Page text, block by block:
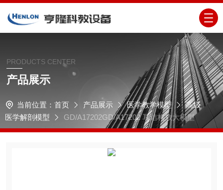
PRODUCTS CENTER
产品展示
当前位置： 首页 产品展示 医学教学模型
高级
医学解剖模型
GD/A17202GD/A17202 耳结构放大模型